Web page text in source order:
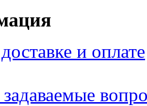
и оплате